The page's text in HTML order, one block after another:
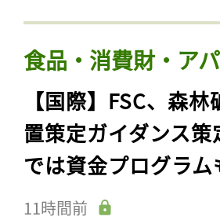
食品・消費財・ア
【国際】FSC、森
置策定ガイダンス
では資金プログラム
11時間前